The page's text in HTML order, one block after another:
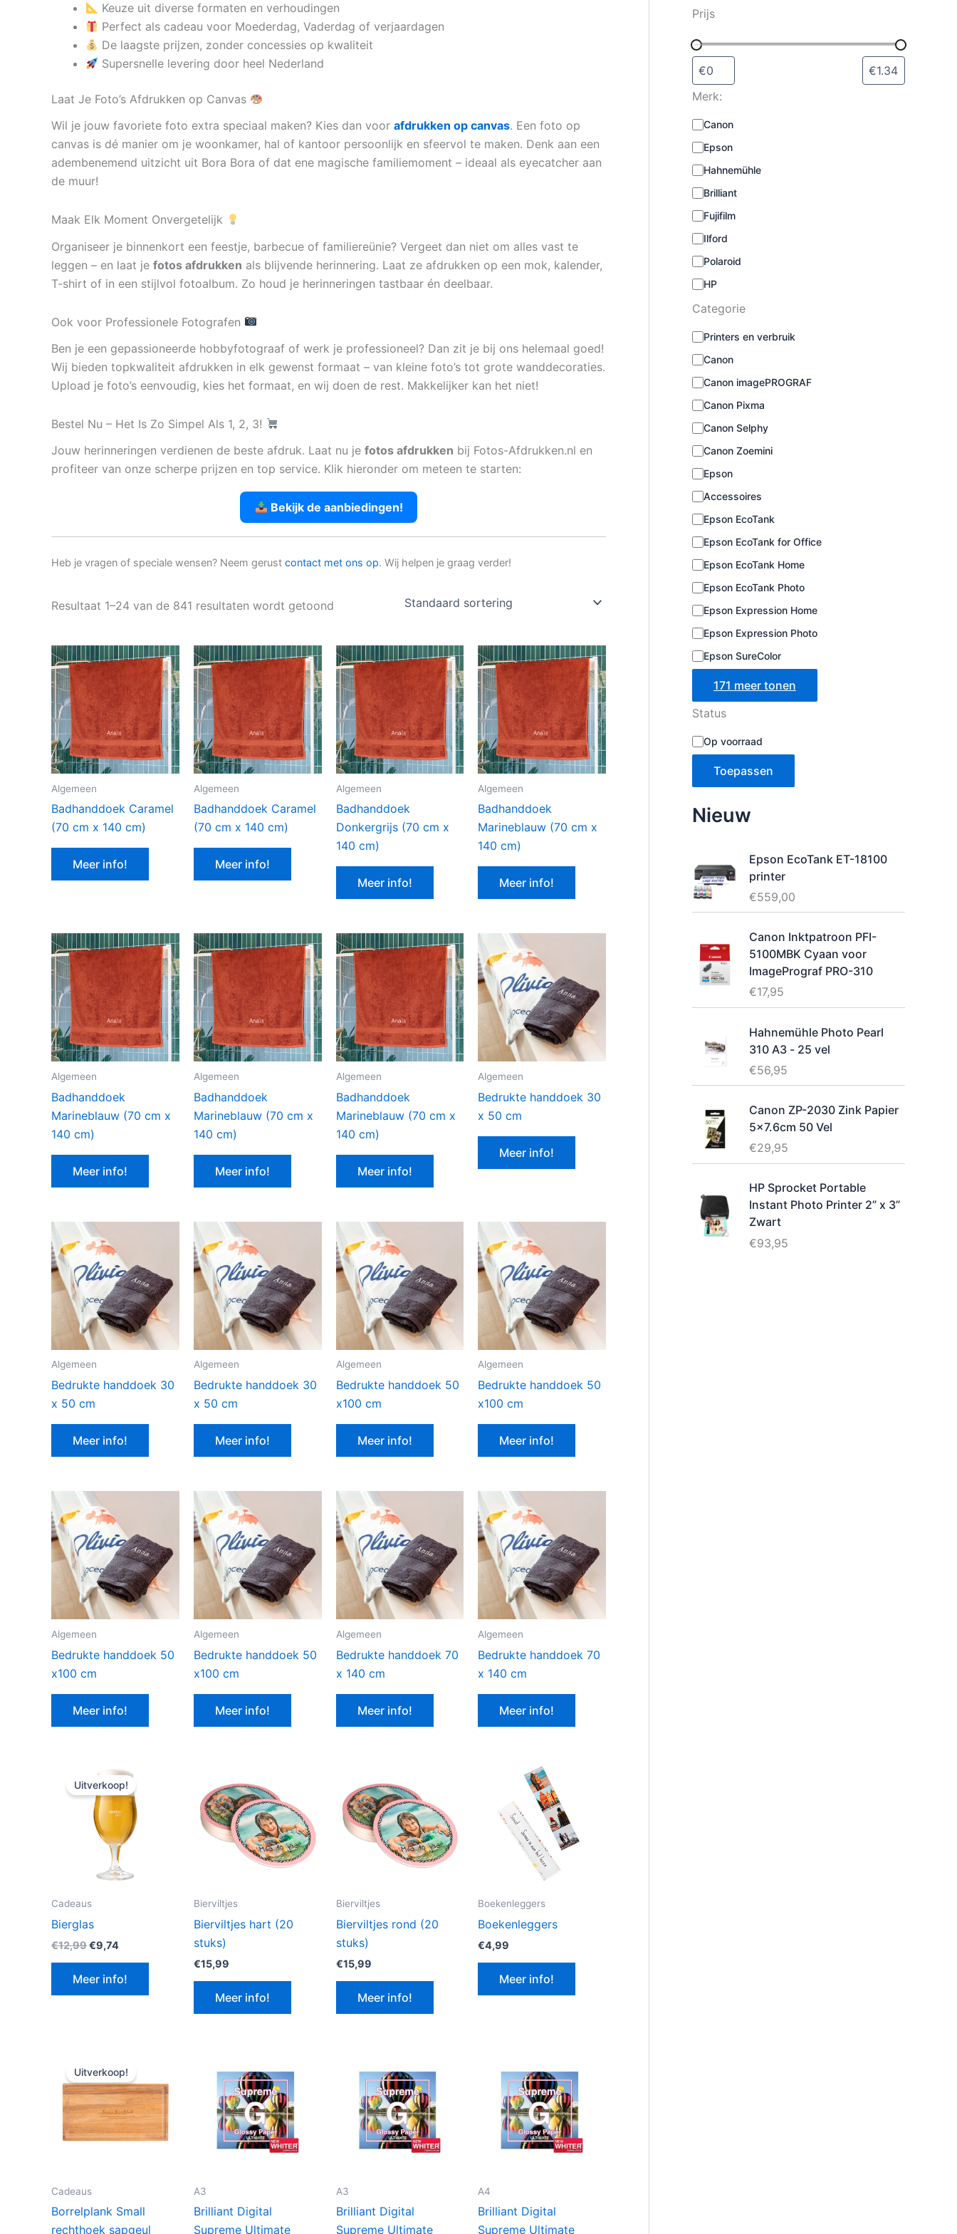
Keuze uit diverse formaten en verhoudingen
Perfect als cadeau voor Moederdag, Vaderdag of verjaardagen
De laagste prijzen, zonder concessies op kwaliteit
Supersnelle levering door heel Nederland
Laat Je Foto’s Afdrukken op Canvas
Wil je jouw favoriete foto extra speciaal maken? Kies dan voor afdrukken op canvas. Een foto op
canvas is dé manier om je woonkamer, hal of kantoor persoonlijk en sfeervol te maken. Denk aan een
adembenemend uitzicht uit Bora Bora of dat ene magische familiemoment – ideaal als eyecatcher aan
de muur!
Maak Elk Moment Onvergetelijk
Organiseer je binnenkort een feestje, barbecue of familiereünie? Vergeet dan niet om alles vast te
leggen – en laat je fotos afdrukken als blijvende herinnering. Laat ze afdrukken op een mok, kalender,
T-shirt of in een stijlvol fotoalbum. Zo houd je herinneringen tastbaar én deelbaar.
Ook voor Professionele Fotografen
Ben je een gepassioneerde hobbyfotograaf of werk je professioneel? Dan zit je bij ons helemaal goed!
Wij bieden topkwaliteit afdrukken in elk gewenst formaat – van kleine foto’s tot grote wanddecoraties.
Upload je foto’s eenvoudig, kies het formaat, en wij doen de rest. Makkelijker kan het niet!
Bestel Nu – Het Is Zo Simpel Als 1, 2, 3!
Jouw herinneringen verdienen de beste afdruk. Laat nu je fotos afdrukken bij Fotos-Afdrukken.nl en
profiteer van onze scherpe prijzen en top service. Klik hieronder om meteen te starten:
Bekijk de aanbiedingen!
Heb je vragen of speciale wensen? Neem gerust contact met ons op. Wij helpen je graag verder!
Resultaat 1–24 van de 841 resultaten wordt getoond
Algemeen
Badhanddoek Caramel
(70 cm x 140 cm)
Meer info!
Algemeen
Badhanddoek Caramel
(70 cm x 140 cm)
Meer info!
Algemeen
Badhanddoek
Donkergrijs (70 cm x
140 cm)
Meer info!
Algemeen
Badhanddoek
Marineblauw (70 cm x
140 cm)
Meer info!
Algemeen
Badhanddoek
Marineblauw (70 cm x
140 cm)
Meer info!
Algemeen
Badhanddoek
Marineblauw (70 cm x
140 cm)
Meer info!
Algemeen
Badhanddoek
Marineblauw (70 cm x
140 cm)
Meer info!
Algemeen
Bedrukte handdoek 30
x 50 cm
Meer info!
Algemeen
Bedrukte handdoek 30
x 50 cm
Meer info!
Algemeen
Bedrukte handdoek 30
x 50 cm
Meer info!
Algemeen
Bedrukte handdoek 50
x100 cm
Meer info!
Algemeen
Bedrukte handdoek 50
x100 cm
Meer info!
Algemeen
Bedrukte handdoek 50
x100 cm
Meer info!
Algemeen
Bedrukte handdoek 50
x100 cm
Meer info!
Algemeen
Bedrukte handdoek 70
x 140 cm
Meer info!
Algemeen
Bedrukte handdoek 70
x 140 cm
Meer info!
Uitverkoop!
Cadeaus
Bierglas
€12,99Oorspronkelijke
€12,99.
€9,74Huidige
€9,74.
Meer info!
Bierviltjes
Bierviltjes hart (20
stuks)
€15,99
Meer info!
Bierviltjes
Bierviltjes rond (20
stuks)
€15,99
Meer info!
Boekenleggers
Boekenleggers
€4,99
Meer info!
Uitverkoop!
Cadeaus
Borrelplank Small
rechthoek sapgeul
A3
Brilliant Digital
Supreme Ultimate
A3
Brilliant Digital
Supreme Ultimate
A4
Brilliant Digital
Supreme Ultimate
s
l
e
t
e
e
n
Prijs
Merk:
M
r
k
:
Canon
Epson
Hahnemühle
Brilliant
Fujifilm
Ilford
Polaroid
HP
Categorie
C
t
e
g
o
i
e
Printers en verbruik
Canon
Canon imagePROGRAF
Canon Pixma
Canon Selphy
Canon Zoemini
Epson
Accessoires
Epson EcoTank
Epson EcoTank for Office
Epson EcoTank Home
Epson EcoTank Photo
Epson Expression Home
Epson Expression Photo
Epson SureColor
171 meer tonen
Status
B
e
k
a
r
h
Op voorraad
Toepassen
Nieuw
Epson EcoTank ET-18100
printer
€559,00
Canon Inktpatroon PFI-
5100MBK Cyaan voor
ImagePrograf PRO-310
€17,95
Hahnemühle Photo Pearl
310 A3 - 25 vel
€56,95
Canon ZP-2030 Zink Papier
5x7.6cm 50 Vel
€29,95
HP Sprocket Portable
Instant Photo Printer 2” x 3”
Zwart
€93,95